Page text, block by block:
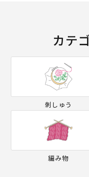
カテ
刺しゅう
編み物